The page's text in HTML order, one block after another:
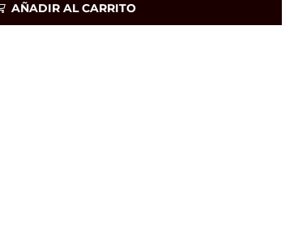
AÑADIR AL CARRITO